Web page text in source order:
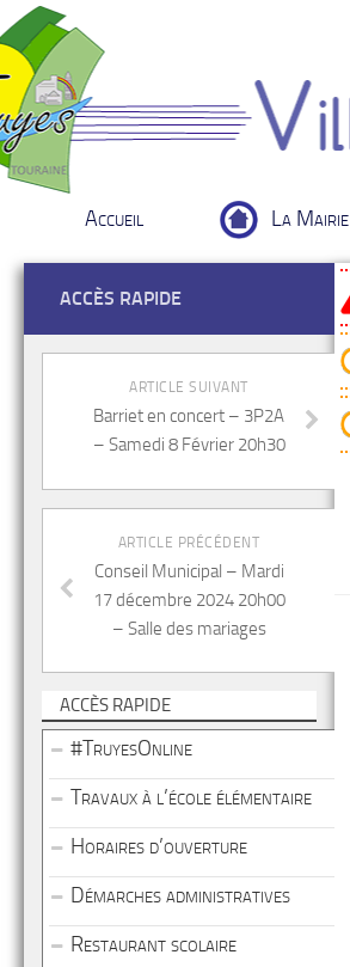
Accueil La Mairie
ACCÈS RAPIDE
ARTICLE SUIVANT
Barriet en concert – 3P2A
– Samedi 8 Février 20h30
ARTICLE PRÉCÉDENT
Conseil Municipal – Mardi
17 décembre 2024 20h00
– Salle des mariages
ACCÈS RAPIDE
#TruyesOnline
Travaux à l’école élémentaire
Horaires d’ouverture
Démarches administratives
Restaurant scolaire